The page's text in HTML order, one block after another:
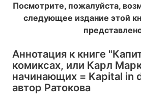
Посмотрите, пожалуйста,
следующее издание этой
Аннотация к книге
комиксах, или Карл
начинающих = Kapital in
автор Ратокова